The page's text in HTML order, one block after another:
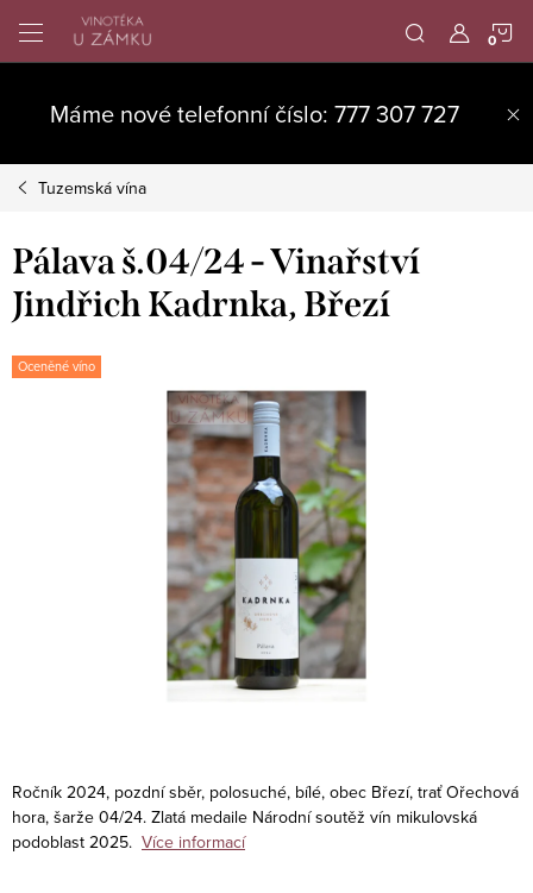
obsah
Máme nové telefonní číslo: 777 307 727
Tuzemská vína
Pálava š.04/24 - Vinařství
Jindřich Kadrnka, Březí
Oceněné víno
Ročník 2024, pozdní sběr, polosuché, bílé, obec Březí, trať Ořechová
hora, šarže 04/24. Zlatá medaile Národní soutěž vín mikulovská
podoblast 2025. Více informací